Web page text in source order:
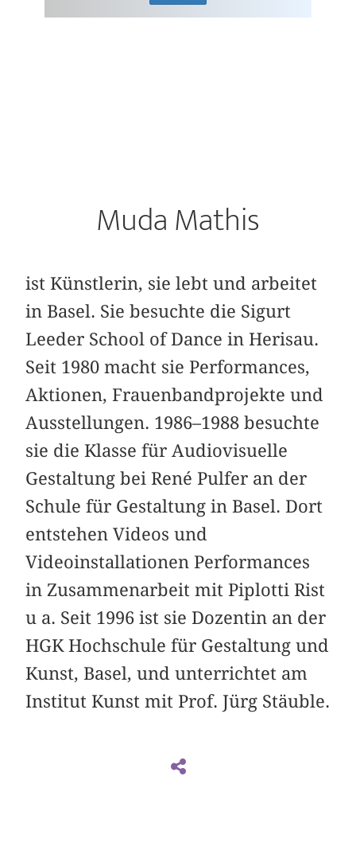
Muda Mathis
ist Künstlerin, sie lebt und arbeitet
in Basel. Sie besuchte die Sigurt
Leeder School of Dance in Herisau.
Seit 1980 macht sie Performances,
Aktionen, Frauenbandprojekte und
Ausstellungen. 1986–1988 besuchte
sie die Klasse für Audiovisuelle
Gestaltung bei René Pulfer an der
Schule für Gestaltung in Basel. Dort
entstehen Videos und
Videoinstallationen Performances
in Zusammenarbeit mit Piplotti Rist
u a. Seit 1996 ist sie Dozentin an der
HGK Hochschule für Gestaltung und
Kunst, Basel, und unterrichtet am
Institut Kunst mit Prof. Jürg Stäuble.